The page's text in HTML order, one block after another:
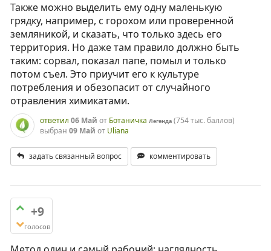
Также можно выделить ему одну маленькую
грядку, например, с горохом или проверенной
земляникой, и сказать, что только здесь его
территория. Но даже там правило должно быть
таким: сорвал, показал папе, помыл и только
потом съел. Это приучит его к культуре
потребления и обезопасит от случайного
отравления химикатами.
ответил 06 Май от Ботаничка Легенда (754 тыс.баллов)
выбран 09 Май от Uliana
задать связанный вопрос комментировать
+9
голосов